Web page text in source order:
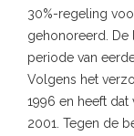
30%-regeling
gehonoreerd.
periode van
Volgens het
1996 en heeft
2001. Tegen de